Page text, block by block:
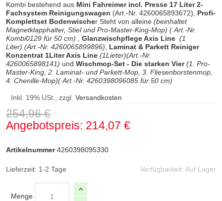
Kombi bestehend aus Mini Fahreimer incl. Presse 17 Liter 2-
Fachsystem Reinigungswagen (Art.-Nr. 4260065893672), Profi-
Komplettset Bodenwischer Steht von alleine (beinhaltet
Magnetklapphalter, Stiel und Pro-Master-King-Mop) ( Art.-Nr.
Kombi0129 für 50 cm) , Glanzwischpflege Axis Line (1
Liter) (Art.-Nr. 4260065899896), Laminat & Parkett Reiniger
Konzentrat 1Liter Axis Line (1Lieter)(Art.-Nr.
4260065898141) und Wischmop-Set - Die starken Vier(1. Pro-
Master-King, 2. Laminat- und Parkett-Mop, 3. Fliesenborstenmop,
4. Chenille-Mop)(Art.-Nr. 4260398096085 für 50 cm)
Inkl. 19% USt., zzgl. Versandkosten
254,96 €
Angebotspreis 214,07 €
Verfügbarkeit: Auf Lager
Artikelnummer 4260398095330
Lieferzeit: 1-2 Tage
Menge